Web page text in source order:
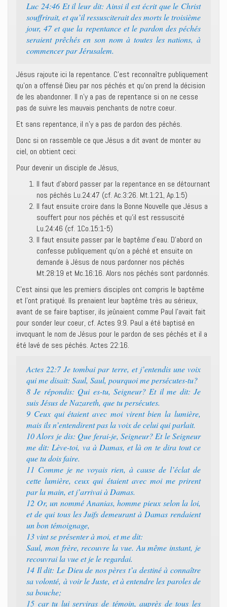
Luc 24:46 Et il leur dit: Ainsi il est écrit que le Christ
souffrirait, et qu’il ressusciterait des morts le troisième
jour, 47 et que la repentance et le pardon des péchés
seraient prêchés en son nom à toutes les nations, à
commencer par Jérusalem.
Jésus rajoute ici la repentance. C’est reconnaître publiquement
qu’on a offensé Dieu par nos péchés et qu’on prend la décision
de les abandonner. Il n’y a pas de repentance si on ne cesse
pas de suivre les mauvais penchants de notre coeur.
Et sans repentance, il n’y a pas de pardon des péchés.
Donc si on rassemble ce que Jésus a dit avant de monter au
ciel, on obtient ceci:
Pour devenir un disciple de Jésus,
Il faut d’abord passer par la repentance en se détournant
nos péchés Lu.24:47 (cf. Ac.3:26. Mt.1:21, Ap.1:5)
Il faut ensuite croire dans la Bonne Nouvelle que Jésus a
souffert pour nos péchés et qu’il est ressuscité
Lu.24:46 (cf. 1Co.15:1-5)
Il faut ensuite passer par le baptême d’eau. D’abord on
confesse publiquement qu’on a péché et ensuite on
demande à Jésus de nous pardonner nos péchés
Mt.28:19 et Mc.16:16. Alors nos péchés sont pardonnés.
C’est ainsi que les premiers disciples ont compris le baptême
et l’ont pratiqué. Ils prenaient leur baptême très au sérieux,
avant de se faire baptiser, ils jeûnaient comme Paul l’avait fait
pour sonder leur coeur, cf. Actes 9:9. Paul a été baptisé en
invoquant le nom de Jésus pour le pardon de ses péchés et il a
été lavé de ses péchés. Actes 22:16.
Actes 22:7 Je tombai par terre, et j’entendis une voix
qui me disait: Saul, Saul, pourquoi me persécutes-tu?
8 Je répondis: Qui es-tu, Seigneur? Et il me dit: Je
suis Jésus de Nazareth, que tu persécutes.
9 Ceux qui étaient avec moi virent bien la lumière,
mais ils n’entendirent pas la voix de celui qui parlait.
10 Alors je dis: Que ferai-je, Seigneur? Et le Seigneur
me dit: Lève-toi, va à Damas, et là on te dira tout ce
que tu dois faire.
11 Comme je ne voyais rien, à cause de l’éclat de
cette lumière, ceux qui étaient avec moi me prirent
par la main, et j’arrivai à Damas.
12 Or, un nommé Ananias, homme pieux selon la loi,
et de qui tous les Juifs demeurant à Damas rendaient
un bon témoignage,
13 vint se présenter à moi, et me dit:
Saul, mon frère, recouvre la vue. Au même instant, je
recouvrai la vue et je le regardai.
14 Il dit: Le Dieu de nos pères t’a destiné à connaître
sa volonté, à voir le Juste, et à entendre les paroles de
sa bouche;
15 car tu lui serviras de témoin, auprès de tous les